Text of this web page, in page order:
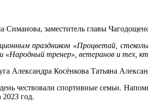
Симанова, заместитель главы
праздником «Процветай,
тренер», ветеранов и тех,
Александра Косёнкова Татьяна
чествовали спортивные семьи.
год.